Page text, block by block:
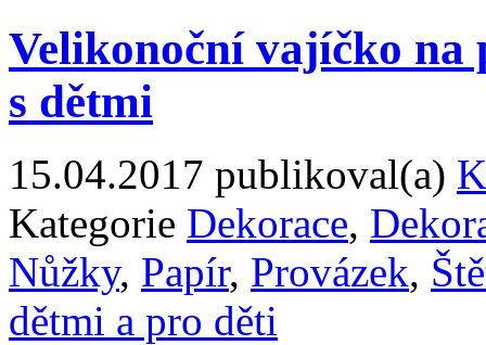
Velikonoční vajíčko na
s dětmi
15.04.2017 publikoval(a)
Kategorie Dekorace,
Nůžky, Papír, Provázek,
dětmi a pro děti